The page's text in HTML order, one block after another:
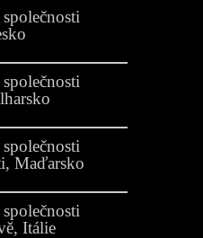
own
scratch
Maďarsko
Itálie